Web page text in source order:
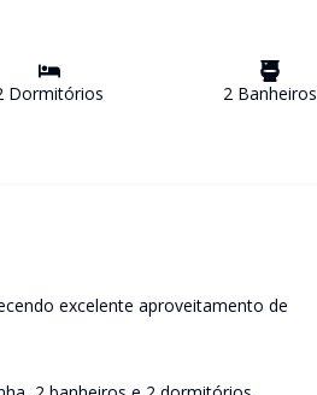
Dormitórios 2Banheiros
excelente aproveitamento de